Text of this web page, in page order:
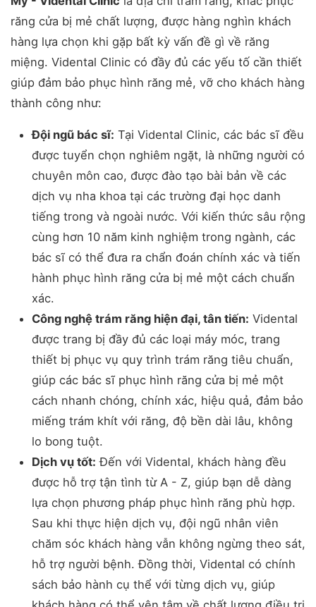
răng cửa bị mẻ chất lượng, được hàng nghìn khách
hàng lựa chọn khi gặp bất kỳ vấn đề gì về răng
miệng. Vidental Clinic có đầy đủ các yếu tố cần thiết
giúp đảm bảo phục hình răng mẻ, vỡ cho khách hàng
thành công như:
Đội ngũ bác sĩ: Tại Vidental Clinic, các bác sĩ đều
được tuyển chọn nghiêm ngặt, là những người có
chuyên môn cao, được đào tạo bài bản về các
dịch vụ nha khoa tại các trường đại học danh
tiếng trong và ngoài nước. Với kiến thức sâu rộng
cùng hơn 10 năm kinh nghiệm trong ngành, các
bác sĩ có thể đưa ra chẩn đoán chính xác và tiến
hành phục hình răng cửa bị mẻ một cách chuẩn
xác.
Công nghệ trám răng hiện đại, tân tiến: Vidental
được trang bị đầy đủ các loại máy móc, trang
thiết bị phục vụ quy trình trám răng tiêu chuẩn,
giúp các bác sĩ phục hình răng cửa bị mẻ một
cách nhanh chóng, chính xác, hiệu quả, đảm bảo
miếng trám khít với răng, độ bền dài lâu, không
lo bong tuột.
Dịch vụ tốt: Đến với Vidental, khách hàng đều
được hỗ trợ tận tình từ A - Z, giúp bạn dễ dàng
lựa chọn phương pháp phục hình răng phù hợp.
Sau khi thực hiện dịch vụ, đội ngũ nhân viên
chăm sóc khách hàng vẫn không ngừng theo sát,
hỗ trợ người bệnh. Đồng thời, Vidental có chính
sách bảo hành cụ thể với từng dịch vụ, giúp